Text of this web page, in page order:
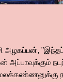
அழகப்பன்,
அப்பாவுக்கும்